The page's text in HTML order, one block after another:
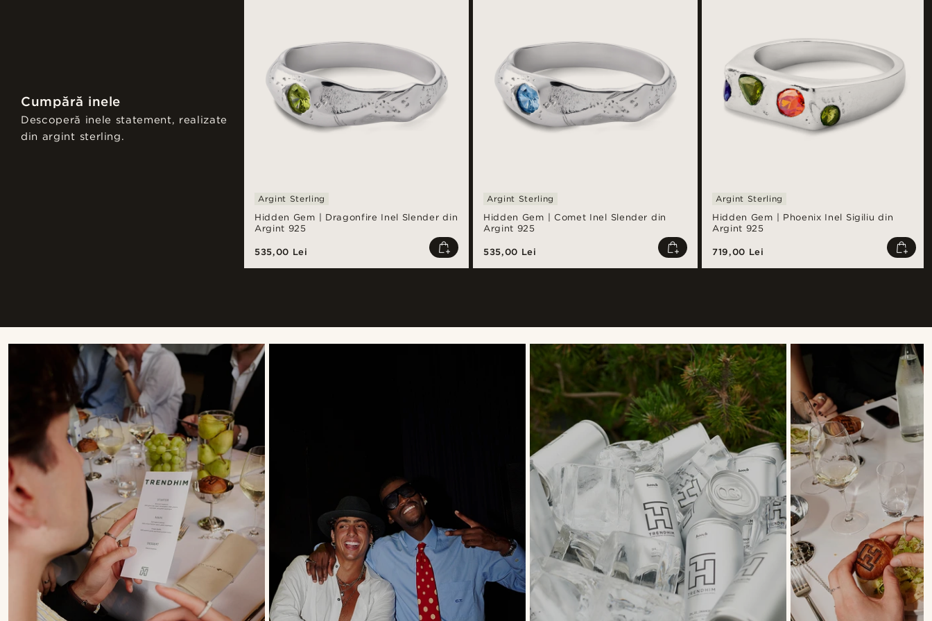
Cumpără inele
Descoperă inele statement, realizate
din argint sterling.
Hidden Gem | Dragonfire Inel Slender din
Argint 925
Argint Sterling
535,00 Lei
Hidden Gem | Comet Inel Slender din
Argint 925
Argint Sterling
535,00 Lei
Hidden Gem | Phoenix Inel Sigiliu din
Argint 925
Argint Sterling
719,00 Lei